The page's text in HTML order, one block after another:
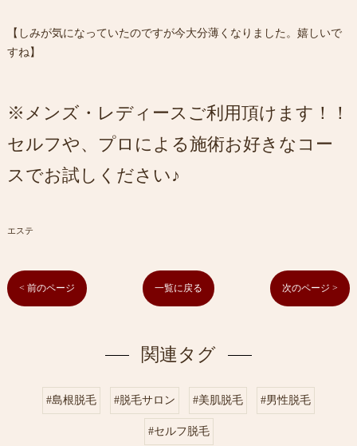
【しみが気になっていたのですが今大分薄くなりました。嬉しいで
すね】
※メンズ・レディースご利用頂けます！！
セルフや、プロによる施術お好きなコー
スでお試しください♪
エステ
< 前のページ 一覧に戻る 次のページ >
関連タグ
#島根脱毛 #脱毛サロン #美肌脱毛 #男性脱毛
#セルフ脱毛